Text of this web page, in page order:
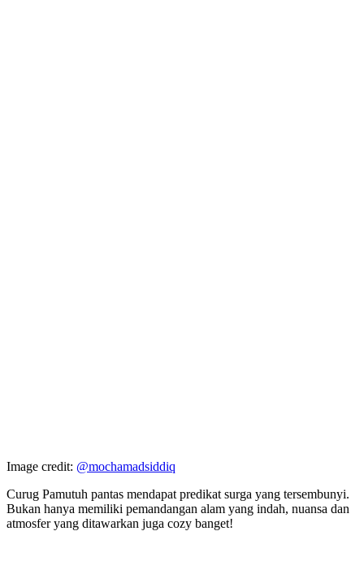
Image credit: @mochamadsiddiq
Curug Pamutuh pantas mendapat predikat surga yang tersembunyi.
Bukan hanya memiliki pemandangan alam yang indah, nuansa dan
atmosfer yang ditawarkan juga cozy banget!